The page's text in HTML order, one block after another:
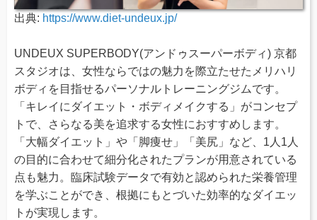
出典: https://www.diet-undeux.jp/
UNDEUX SUPERBODY(アンドゥスーパーボディ) 京都
スタジオは、女性ならではの魅力を際立たせたメリハリ
ボディを目指せるパーソナルトレーニングジムです。
「キレイにダイエット・ボディメイクする」がコンセプ
トで、さらなる美を追求する女性におすすめします。
「大幅ダイエット」や「脚痩せ」「美尻」など、1人1人
の目的に合わせて細分化されたプランが用意されている
点も魅力。臨床試験データで有効と認められた栄養管理
を学ぶことができ、根拠にもとづいた効率的なダイエッ
トが実現します。